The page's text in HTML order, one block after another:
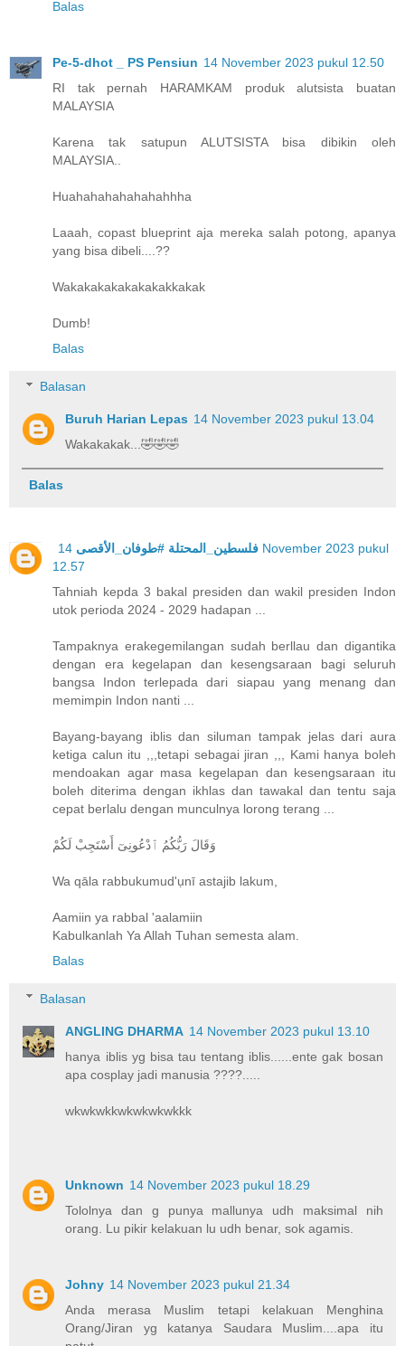
Balas
Pe-5-dhot _ PS Pensiun 14 November 2023 pukul 12.50
RI tak pernah HARAMKAM produk alutsista buatan
MALAYSIA
Karena tak satupun ALUTSISTA bisa dibikin oleh
MALAYSIA..
Huahahahahahahahhha
Laaah, copast blueprint aja mereka salah potong, apanya
yang bisa dibeli....??
Wakakakakakakakakkakak
Dumb!
Balas
Balasan
Buruh Harian Lepas 14 November 2023 pukul 13.04
Wakakakak...🤣🤣🤣
Balas
فلسطين_المحتلة #طوفان_الأقصى 14 November 2023 pukul
12.57
Tahniah kepda 3 bakal presiden dan wakil presiden Indon
utok perioda 2024 - 2029 hadapan ...
Tampaknya erakegemilangan sudah berllau dan digantika
dengan era kegelapan dan kesengsaraan bagi seluruh
bangsa Indon terlepada dari siapau yang menang dan
memimpin Indon nanti ...
Bayang-bayang iblis dan siluman tampak jelas dari aura
ketiga calun itu ,,,tetapi sebagai jiran ,,, Kami hanya boleh
mendoakan agar masa kegelapan dan kesengsaraan itu
boleh diterima dengan ikhlas dan tawakal dan tentu saja
cepat berlalu dengan munculnya lorong terang ...
وَقَالَ رَبُّكُمُ ٱدْعُونِىٓ أَسْتَجِبْ لَكُمْ
Wa qāla rabbukumud'ụnī astajib lakum,
Aamiin ya rabbal 'aalamiin
Kabulkanlah Ya Allah Tuhan semesta alam.
Balas
Balasan
ANGLING DHARMA 14 November 2023 pukul 13.10
hanya iblis yg bisa tau tentang iblis......ente gak bosan
apa cosplay jadi manusia ????.....
wkwkwkkwkwkwkwkkk
Unknown 14 November 2023 pukul 18.29
Tololnya dan g punya mallunya udh maksimal nih
orang. Lu pikir kelakuan lu udh benar, sok agamis.
Johny 14 November 2023 pukul 21.34
Anda merasa Muslim tetapi kelakuan Menghina
Orang/Jiran yg katanya Saudara Muslim....apa itu